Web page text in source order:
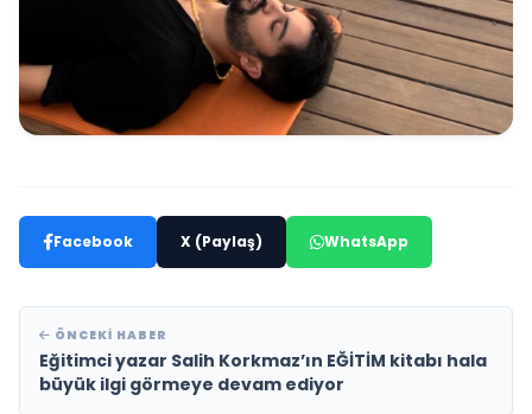
Facebook X (Paylaş) WhatsApp
ÖNCEKI HABER
Eğitimci yazar Salih Korkmaz’ın EĞİTİM kitabı hala
büyük ilgi görmeye devam ediyor